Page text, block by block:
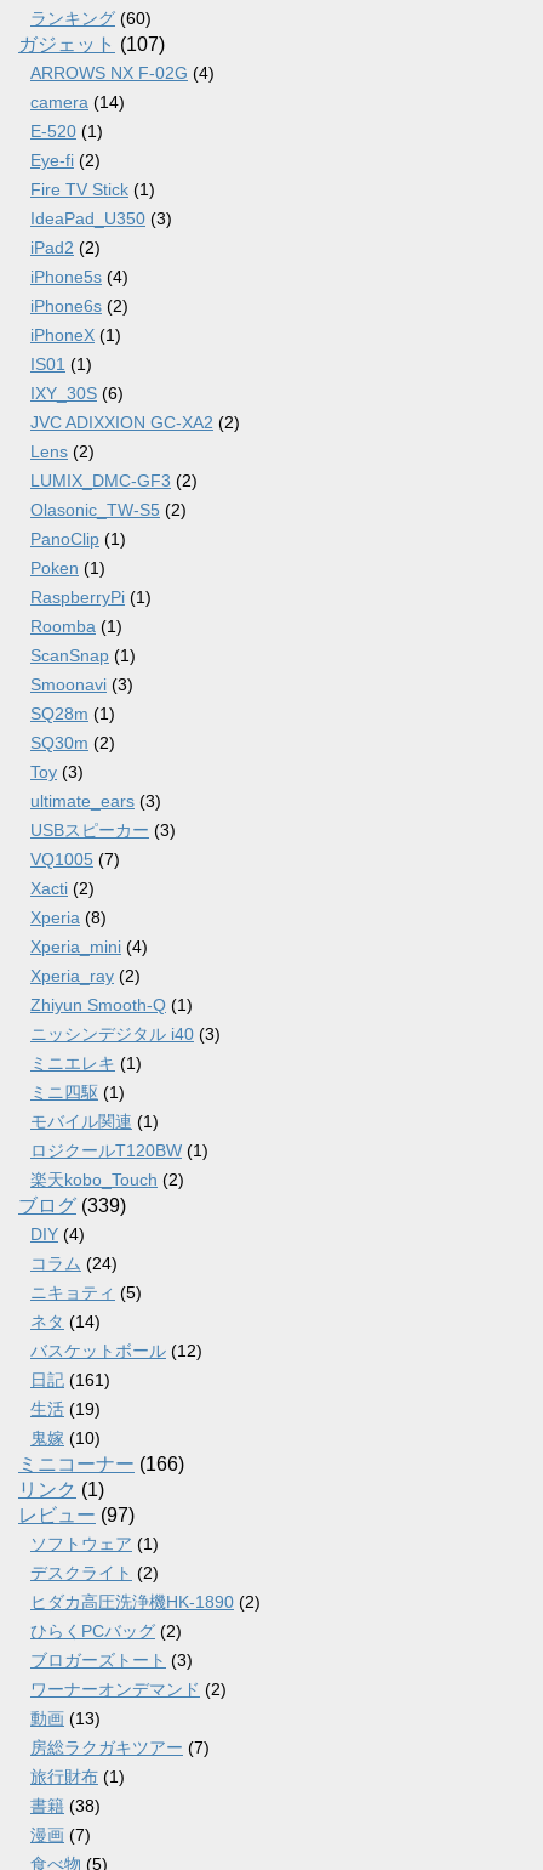
ランキング (60)
ガジェット (107)
ARROWS NX F-02G (4)
camera (14)
E-520 (1)
Eye-fi (2)
Fire TV Stick (1)
IdeaPad_U350 (3)
iPad2 (2)
iPhone5s (4)
iPhone6s (2)
iPhoneX (1)
IS01 (1)
IXY_30S (6)
JVC ADIXXION GC-XA2 (2)
Lens (2)
LUMIX_DMC-GF3 (2)
Olasonic_TW-S5 (2)
PanoClip (1)
Poken (1)
RaspberryPi (1)
Roomba (1)
ScanSnap (1)
Smoonavi (3)
SQ28m (1)
SQ30m (2)
Toy (3)
ultimate_ears (3)
USBスピーカー (3)
VQ1005 (7)
Xacti (2)
Xperia (8)
Xperia_mini (4)
Xperia_ray (2)
Zhiyun Smooth-Q (1)
ニッシンデジタル i40 (3)
ミニエレキ (1)
ミニ四駆 (1)
モバイル関連 (1)
ロジクールT120BW (1)
楽天kobo_Touch (2)
ブログ (339)
DIY (4)
コラム (24)
ニキョティ (5)
ネタ (14)
バスケットボール (12)
日記 (161)
生活 (19)
鬼嫁 (10)
ミニコーナー (166)
リンク (1)
レビュー (97)
ソフトウェア (1)
デスクライト (2)
ヒダカ高圧洗浄機HK-1890 (2)
ひらくPCバッグ (2)
ブロガーズトート (3)
ワーナーオンデマンド (2)
動画 (13)
房総ラクガキツアー (7)
旅行財布 (1)
書籍 (38)
漫画 (7)
食べ物 (5)